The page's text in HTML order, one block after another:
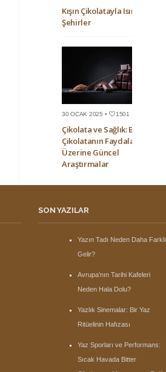
Kışın Çikolatayla Isınan
Şehirler
30 OCAK 2025 • 1501
Çikolata ve Sağlık: Bitter
Çikolatanın Faydaları
Üzerine Güncel
Araştırmalar
SON YAZILAR
Yazın Tadı Neden Daha Farklı
Gelir?
Avrupa’nın Tarihi Kafeleri
Neden Hala Dolu?
Yazlık Sinemalar: Bir Yaz
Ritüelinin Hafızası
Yaz Sporları ve Performans:
Sıcak Havada Bitter